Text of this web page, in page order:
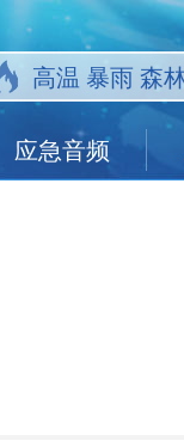
应急音频